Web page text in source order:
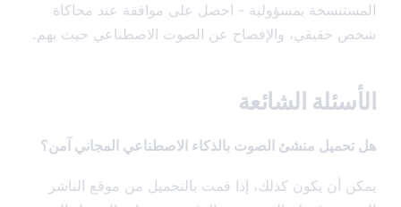
بمسؤولية - احصل على موافقة عند محاكاة
حقيقي، والإفصاح عن الصوت الاصطناعي حيث يهم.
الشائعة
منشئ الصوت بالذكاء الاصطناعي المجاني آمن؟
أن يكون كذلك، إذا قمت بالتحميل من موقع الناشر